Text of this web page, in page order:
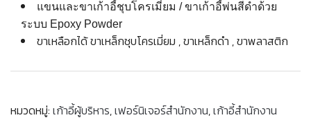
แขนและขาเก้าอี้ชุบโครเมี่ยม / ขาเก้าอี้พ่นสีดำด้วย
ระบบ Epoxy Powder
ขาเหลือกได้ ขาเหล็กชุบโครเมี่ยม , ขาเหล็กดำ , ขาพลาสติก
หมวดหมู่: เก้าอี้ผู้บริหาร,เฟอร์นิเจอร์สำนักงาน,เก้าอี้สำนักงาน